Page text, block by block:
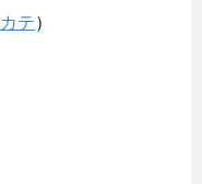
テ）